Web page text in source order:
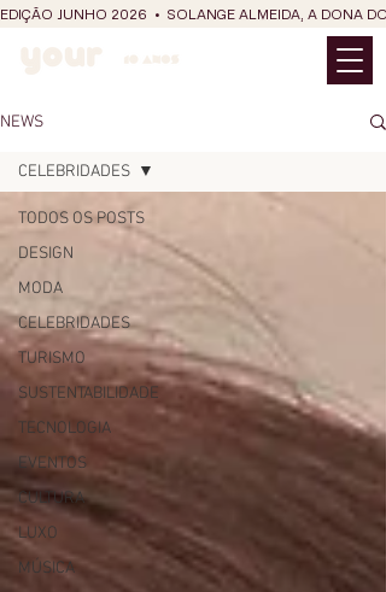
EDIÇÃO JUNHO 2026  •  SOLANGE ALMEIDA, A DONA
NEWS
TODOS OS POSTS
DESIGN
MODA
CELEBRIDADES
TURISMO
SUSTENTABILIDADE
TECNOLOGIA
EVENTOS
CULTURA
LUXO
MÚSICA
CELEBRIDADES